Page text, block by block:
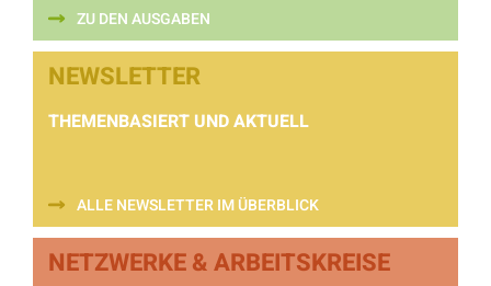
ZU DEN AUSGABEN
NEWSLETTER
THEMENBASIERT UND AKTUELL
ALLE NEWSLETTER IM ÜBERBLICK
NETZWERKE & ARBEITSKREISE